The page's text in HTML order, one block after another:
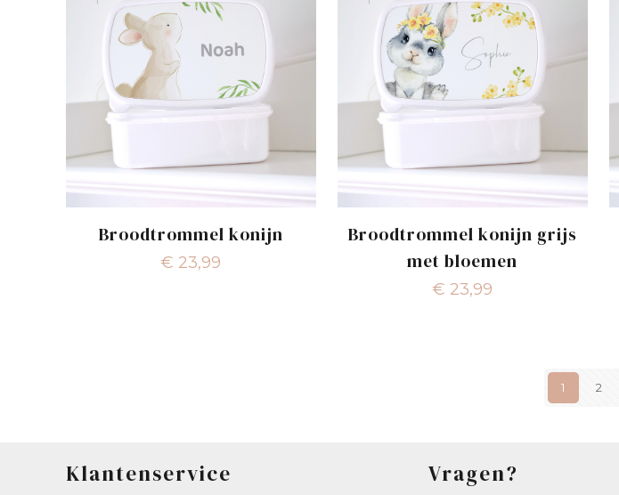
Broodtrommel konijn
€ 23,99
Broodtrommel konijn grijs
met bloemen
€ 23,99
1 2
Klantenservice Vragen?